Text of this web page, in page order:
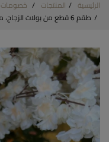
الرئيسية المنتجات
خصومات
طقم 6 قطع من بولات الزجاج، مناسب للصوصات، المكسرات